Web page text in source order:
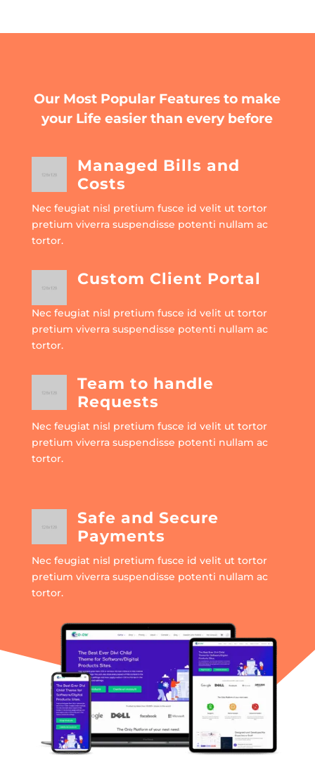
Our Most Popular Features to make
your Life easier than every before
Managed Bills and
Costs
Nec feugiat nisl pretium fusce id velit ut tortor
pretium viverra suspendisse potenti nullam ac
tortor.
Custom Client Portal
Nec feugiat nisl pretium fusce id velit ut tortor
pretium viverra suspendisse potenti nullam ac
tortor.
Team to handle
Requests
Nec feugiat nisl pretium fusce id velit ut tortor
pretium viverra suspendisse potenti nullam ac
tortor.
Safe and Secure
Payments
Nec feugiat nisl pretium fusce id velit ut tortor
pretium viverra suspendisse potenti nullam ac
tortor.